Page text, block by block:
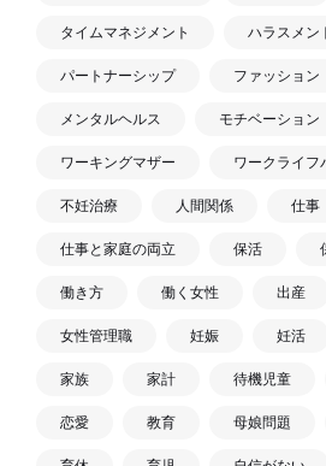
タイムマネジメント ハラスメン
パートナーシップ ファッション
メンタルヘルス モチベーション
ワーキングマザー ワークライフ
不妊治療 人間関係 仕事
仕事と家庭の両立 保活
働き方 働く女性 出産
女性管理職 妊娠 妊活
家族 家計 待機児童
恋愛 教育 母娘問題